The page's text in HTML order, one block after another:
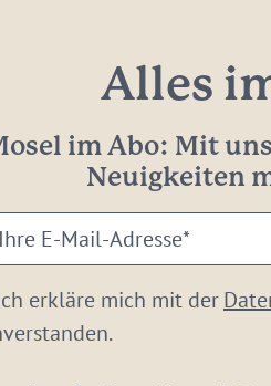
Alles
im Abo: Mit
Neuigkeiten
erkläre mich mit der